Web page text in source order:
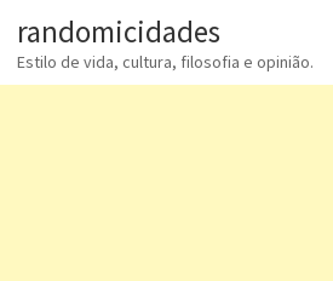
randomicidades
Estilo de vida, cultura, filosofia e opinião.